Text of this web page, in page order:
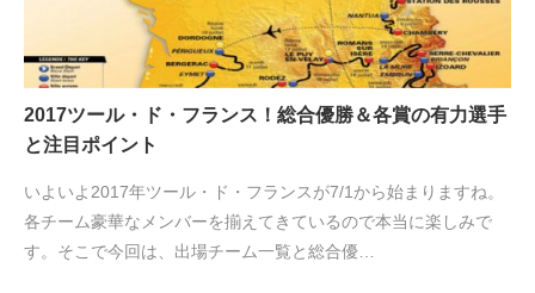
2017ツール・ド・フランス！総合優勝＆各賞の有力選手
と注目ポイント
いよいよ2017年ツール・ド・フランスが7/1から始まりますね。
各チーム豪華なメンバーを揃えてきているので本当に楽しみで
す。そこで今回は、出場チーム一覧と総合優…